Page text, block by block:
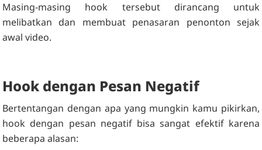
Masing-masing hook tersebut dirancang untuk
melibatkan dan membuat penasaran penonton sejak
awal video.
Hook dengan Pesan Negatif
Bertentangan dengan apa yang mungkin kamu pikirkan,
hook dengan pesan negatif bisa sangat efektif karena
beberapa alasan: